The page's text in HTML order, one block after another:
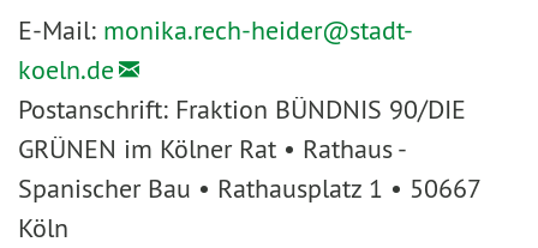
E-Mail: monika.rech-heider@stadt-
koeln.de
Postanschrift: Fraktion BÜNDNIS 90/DIE
GRÜNEN im Kölner Rat • Rathaus -
Spanischer Bau • Rathausplatz 1 • 50667
Köln